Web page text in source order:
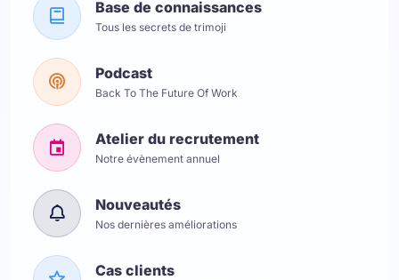
Base de connaissances
Tous les secrets de trimoji
Podcast
Back To The Future Of Work
Atelier du recrutement
Notre évènement annuel
Nouveautés
Nos dernières améliorations
Cas clients